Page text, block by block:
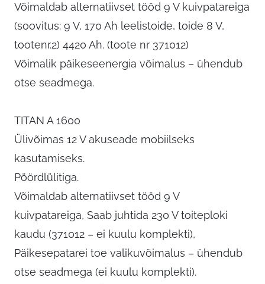
Võimaldab alternatiivset tööd 9 V kuivpatareiga
(soovitus: 9 V, 170 Ah leelistoide, toide 8 V,
tootenr.2) 4420 Ah. (toote nr 371012)
Võimalik päikeseenergia võimalus – ühendub
otse seadmega.
TITAN A 1600
Ülivõimas 12 V akuseade mobiilseks
kasutamiseks.
Pöördlülitiga.
Võimaldab alternatiivset tööd 9 V
kuivpatareiga, Saab juhtida 230 V toiteploki
kaudu (371012 – ei kuulu komplekti),
Päikesepatarei toe valikuvõimalus – ühendub
otse seadmega (ei kuulu komplekti).